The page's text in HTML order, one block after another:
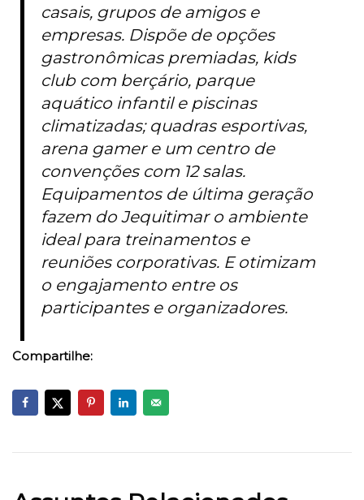
casais, grupos de amigos e
empresas. Dispõe de opções
gastronômicas premiadas, kids
club com berçário, parque
aquático infantil e piscinas
climatizadas; quadras esportivas,
arena gamer e um centro de
convenções com 12 salas.
Equipamentos de última geração
fazem do Jequitimar o ambiente
ideal para treinamentos e
reuniões corporativas. E otimizam
o engajamento entre os
participantes e organizadores.
Compartilhe: